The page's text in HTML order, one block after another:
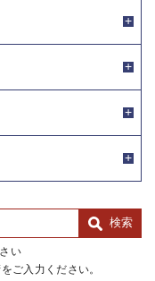
い
ご入力ください。